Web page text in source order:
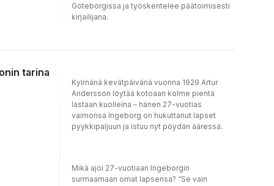
Göteborgissa ja työskentelee päätoimisesti
kirjailijana.
tarina
Kylmänä kevätpäivänä vuonna 1929 Artur
Andersson löytää kotoaan kolme pientä
lastaan kuolleina – hänen 27-vuotias
vaimonsa Ingeborg on hukuttanut lapset
pyykkipaljuun ja istuu nyt pöydän ääressä.
Mikä ajoi 27-vuotiaan Ingeborgin
surmaamaan omat lapsensa? “Se vain